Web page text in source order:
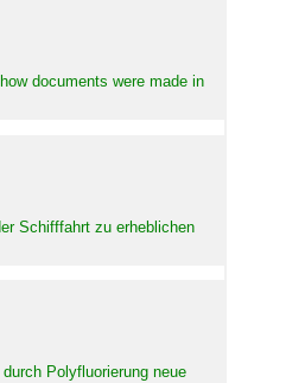
documents were made in
Schifffahrt zu erheblichen
Polyfluorierung neue